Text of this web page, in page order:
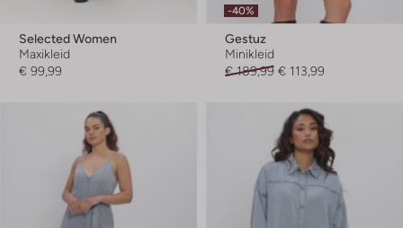
Selected Women
Maxikleid
€ 99,99
-40%
Gestuz
Minikleid
€ 189,99 € 113,99